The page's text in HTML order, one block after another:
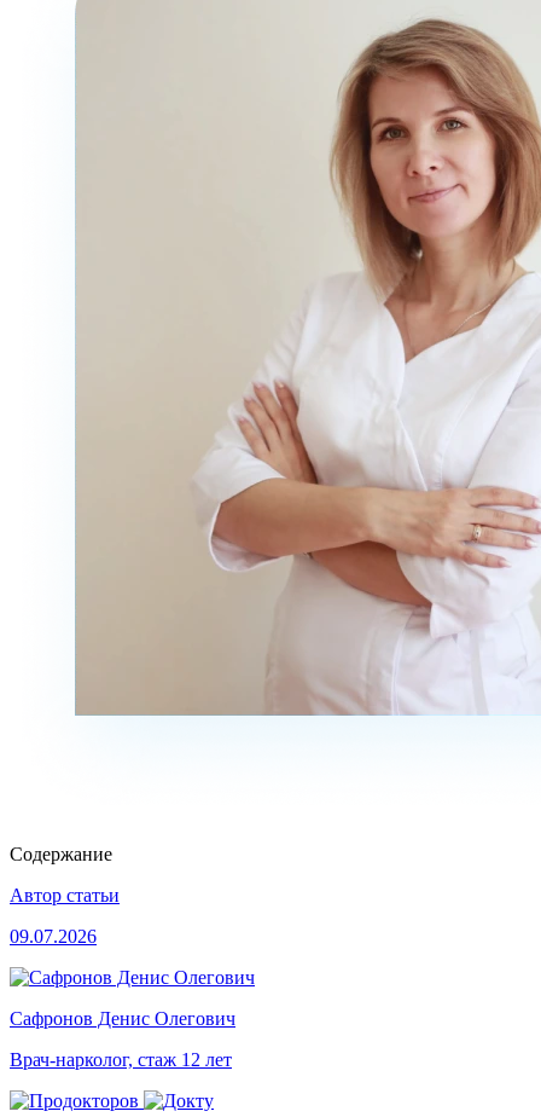
Содержание
Автор статьи
09.07.2026
Сафронов Денис Олегович
Врач-нарколог, стаж 12 лет